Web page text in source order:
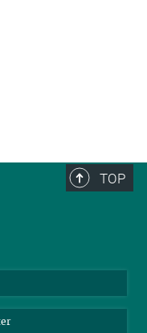
TOP